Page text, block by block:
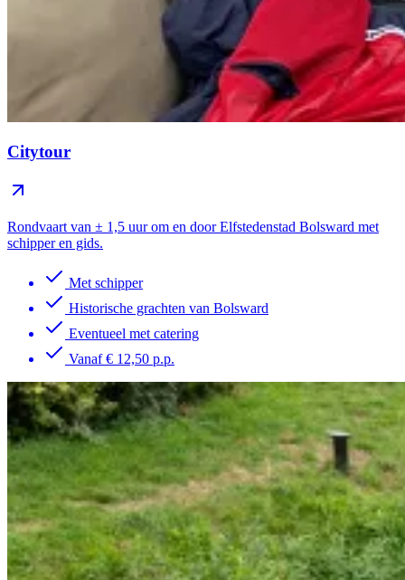
Citytour
Rondvaart van ± 1,5 uur om en door Elfstedenstad Bolsward met
schipper en gids.
Met schipper
Historische grachten van Bolsward
Eventueel met catering
Vanaf € 12,50 p.p.